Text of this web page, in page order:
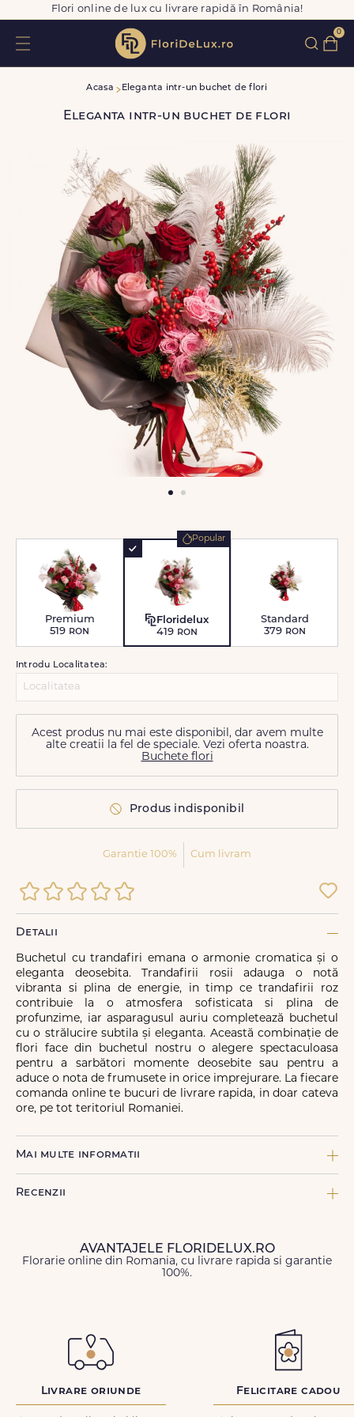
Flori online de lux cu livrare rapidă în România!
0
Acasa Eleganta intr-un buchet de flori
Eleganta intr-un buchet de flori
Premium
519 ron
Floridelux
419 ron
Popular
Standard
379 ron
Introdu Localitatea:
Acest produs nu mai este disponibil, dar avem multe
alte creatii la fel de speciale. Vezi oferta noastra.
Buchete flori
Produs indisponibil
Garantie 100% Cum livram
Detalii
Buchetul cu trandafiri emana o armonie cromatica și o
eleganta deosebita. Trandafirii rosii adauga o notă
vibranta si plina de energie, in timp ce trandafirii roz
contribuie la o atmosfera sofisticata si plina de
profunzime, iar asparagusul auriu completează buchetul
cu o strălucire subtila și eleganta. Această combinație de
flori face din buchetul nostru o alegere spectaculoasa
pentru a sarbători momente deosebite sau pentru a
aduce o nota de frumusete in orice imprejurare. La fiecare
comanda online te bucuri de livrare rapida, in doar cateva
ore, pe tot teritoriul Romaniei.
Mai multe informatii
1 x Ambalaj decor, 2 x Asparagus colorat, 1 x Felicitare FDL, 2 x
TIP DE PRODUS:
Recenzii
ID Comanda*
AVANTAJELE FLORIDELUX.RO
Florarie online din Romania, cu livrare rapida si garantie
100%.
Livrare oriunde Felicitare cadou